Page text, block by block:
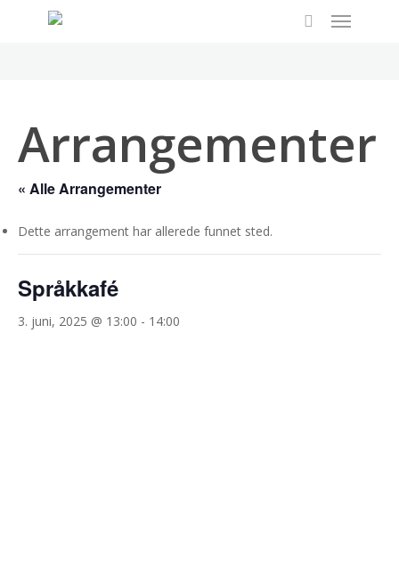
Menu
Arrangementer
« Alle Arrangementer
Dette arrangement har allerede funnet sted.
Språkkafé
3. juni, 2025 @ 13:00 - 14:00